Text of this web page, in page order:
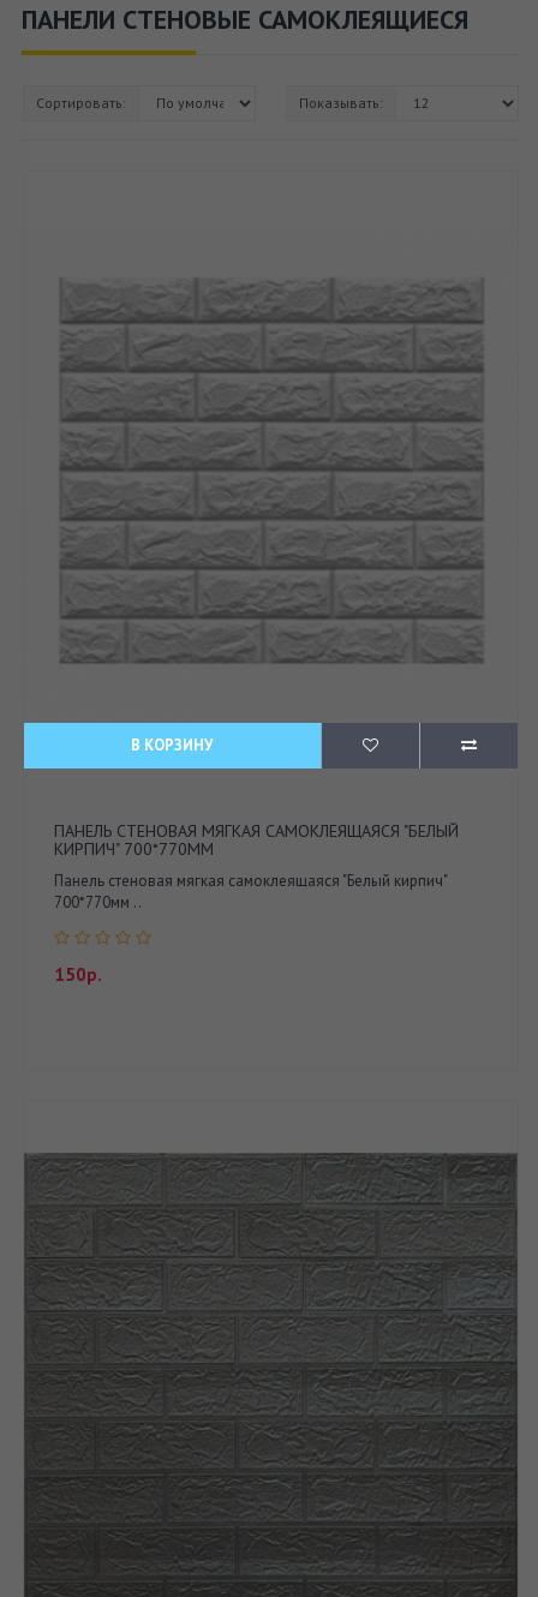
ПАНЕЛИ СТЕНОВЫЕ САМОКЛЕЯЩИЕСЯ
Сортировать: Показывать:
В КОРЗИНУ
ПАНЕЛЬ СТЕНОВАЯ МЯГКАЯ САМОКЛЕЯЩАЯСЯ "БЕЛЫЙ
КИРПИЧ" 700*770ММ
Панель стеновая мягкая самоклеящаяся "Белый кирпич"
700*770мм ..
150р.